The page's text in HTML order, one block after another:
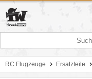
RC Flugzeuge Ersatzteile